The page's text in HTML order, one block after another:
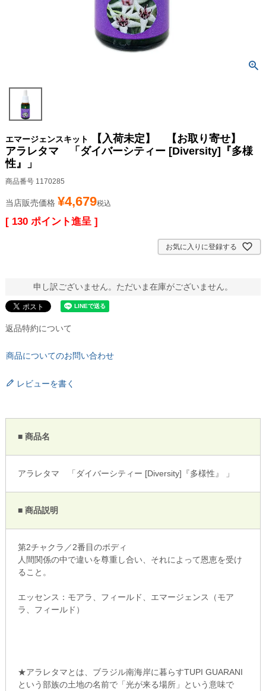
エマージェンスキット
【入荷未定】 【お取り寄せ】
アラレタマ 「ダイバーシティー [Diversity]『多様
性』」
商品番号 1170285
当店販売価格 ¥4,679税込
[ 130 ポイント進呈 ]
お気に入りに登録する
申し訳ございません。ただいま在庫がございません。
返品特約について
商品についてのお問い合わせ
レビューを書く
■ 商品名
アラレタマ 「ダイバーシティー [Diversity]『多様性』 」
■ 商品説明
第2チャクラ／2番目のボディ
人間関係の中で違いを尊重し合い、それによって恩恵を受け
ること。
エッセンス：モアラ、フィールド、エマージェンス（モア
ラ、フィールド）
★アラレタマとは、ブラジル南海岸に暮らすTUPI GUARANI
という部族の土地の名前で「光が来る場所」という意味で